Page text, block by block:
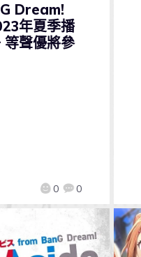
Dream!
年夏季播
等聲優將參
0 0